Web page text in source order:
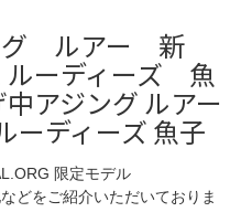
グ ルアー 新
ーディーズ 魚
アジング ルアー
ーディーズ 魚子
限定モデル
どをご紹介いただいておりま